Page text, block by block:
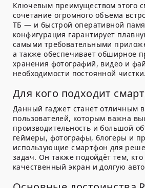
Ключевым преимуществом этого
сочетание огромного объема
ТБ — и быстрой оперативной
конфигурация гарантирует
самыми требовательными
а также обеспечивает обширное
хранения фотографий, видео и
необходимости постоянной чистки.
Для кого подходит
Данный гаджет станет отличным
пользователей, которым важна
производительность и большой
геймеры, фотографы, блогеры и
использующие смартфон для
задач. Он также подойдёт тем,
качественный экран и долгую